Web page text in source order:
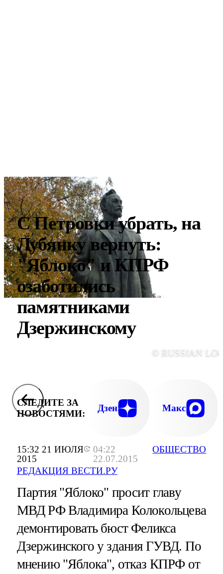
15:32 21 ИЮЛЯ
2015
04:22
22.07.2015
РЕДАКЦИЯ ВЕСТИ.РУ
ОБЩЕСТВО
С Петровки убрать, на
Лубянку вернуть:
"Яблоко" и КПРФ
озаботились
памятниками
Дзержинскому
© RUSSIAN
СЛЕДИТЕ ЗА
НОВОСТЯМИ:
Дзен Макс
Партия "Яблоко" просит главу
МВД РФ Владимира Колокольцева
демонтировать бюст Феликса
Дзержинского у здания ГУВД. По
мнению "Яблока", отказ КПРФ от